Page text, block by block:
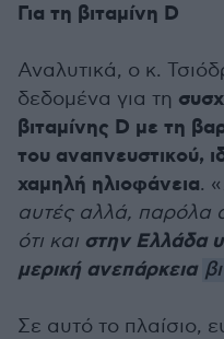
Για τη βιταμίνη D
Αναλυτικά, ο κ.
δεδομένα για τη
βιταμίνης D με τη
του αναπνευστικού,
χαμηλή ηλιοφάνεια. «
αυτές αλλά, παρόλα
ότι και στην Ελλάδα
μερική ανεπάρκεια
Σε αυτό το πλαίσιο,